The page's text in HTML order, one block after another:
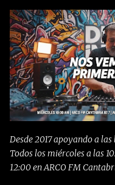
Desde 2017 apoyando a
Todos los miércoles a las
12:00 en ARCO FM